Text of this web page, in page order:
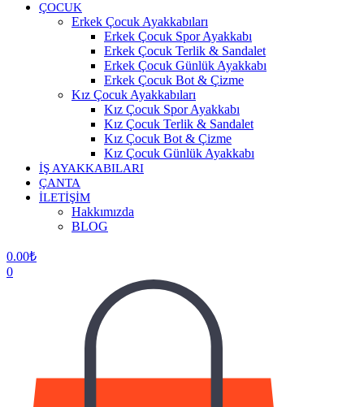
ÇOCUK
Erkek Çocuk Ayakkabıları
Erkek Çocuk Spor Ayakkabı
Erkek Çocuk Terlik & Sandalet
Erkek Çocuk Günlük Ayakkabı
Erkek Çocuk Bot & Çizme
Kız Çocuk Ayakkabıları
Kız Çocuk Spor Ayakkabı
Kız Çocuk Terlik & Sandalet
Kız Çocuk Bot & Çizme
Kız Çocuk Günlük Ayakkabı
İŞ AYAKKABILARI
ÇANTA
İLETİŞİM
Hakkımızda
BLOG
0.00₺
0